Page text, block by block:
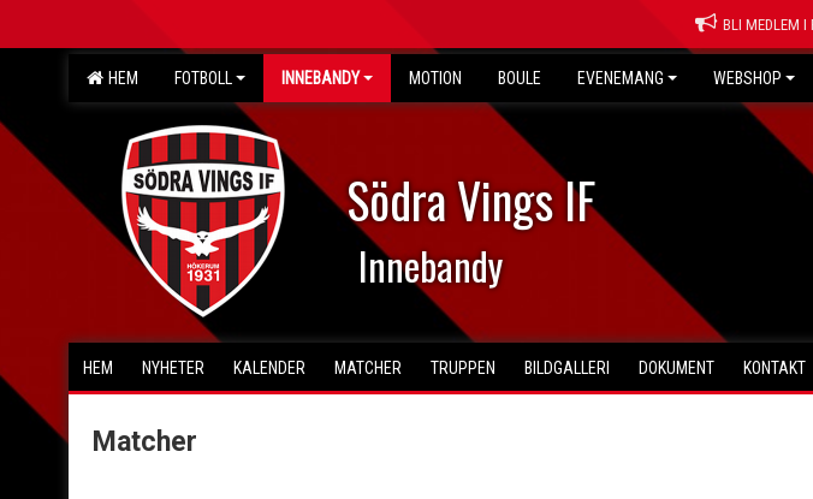
BLI MEDLEM I
HEM FOTBOLL INNEBANDY MOTION BOULE EVENEMANG WEBSHOP
Södra Vings IF
Innebandy
HEM NYHETER KALENDER MATCHER TRUPPEN BILDGALLERI DOKUMENT KONTAKT
Matcher